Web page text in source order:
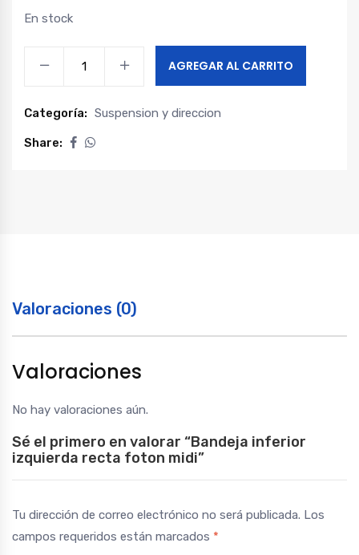
En stock
recta
foton
AGREGAR AL CARRITO
Categoría: Suspension y direccion
Share:
Valoraciones (0)
Valoraciones
No hay valoraciones aún.
Sé el primero en valorar “Bandeja inferior
izquierda recta foton midi”
Tu dirección de correo electrónico no será publicada. Los
campos requeridos están marcados *